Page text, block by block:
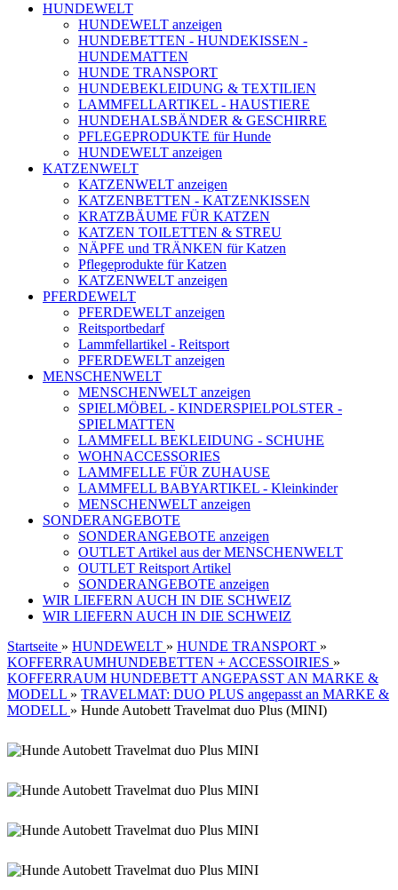
HUNDEWELT
HUNDEWELT anzeigen
HUNDEBETTEN - HUNDEKISSEN -
HUNDEMATTEN
HUNDE TRANSPORT
HUNDEBEKLEIDUNG & TEXTILIEN
LAMMFELLARTIKEL - HAUSTIERE
HUNDEHALSBÄNDER & GESCHIRRE
PFLEGEPRODUKTE für Hunde
HUNDEWELT anzeigen
KATZENWELT
KATZENWELT anzeigen
KATZENBETTEN - KATZENKISSEN
KRATZBÄUME FÜR KATZEN
KATZEN TOILETTEN & STREU
NÄPFE und TRÄNKEN für Katzen
Pflegeprodukte für Katzen
KATZENWELT anzeigen
PFERDEWELT
PFERDEWELT anzeigen
Reitsportbedarf
Lammfellartikel - Reitsport
PFERDEWELT anzeigen
MENSCHENWELT
MENSCHENWELT anzeigen
SPIELMÖBEL - KINDERSPIELPOLSTER -
SPIELMATTEN
LAMMFELL BEKLEIDUNG - SCHUHE
WOHNACCESSORIES
LAMMFELLE FÜR ZUHAUSE
LAMMFELL BABYARTIKEL - Kleinkinder
MENSCHENWELT anzeigen
SONDERANGEBOTE
SONDERANGEBOTE anzeigen
OUTLET Artikel aus der MENSCHENWELT
OUTLET Reitsport Artikel
SONDERANGEBOTE anzeigen
WIR LIEFERN AUCH IN DIE SCHWEIZ
WIR LIEFERN AUCH IN DIE SCHWEIZ
Startseite » HUNDEWELT » HUNDE TRANSPORT »
KOFFERRAUMHUNDEBETTEN + ACCESSOIRIES »
KOFFERRAUM HUNDEBETT ANGEPASST AN MARKE &
MODELL » TRAVELMAT: DUO PLUS angepasst an MARKE &
MODELL » Hunde Autobett Travelmat duo Plus (MINI)